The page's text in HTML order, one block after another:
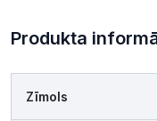
Produkta
Zīmols